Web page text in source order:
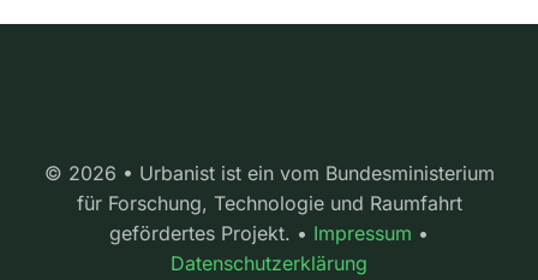
© 2026 • Urbanist ist ein vom Bundesministerium
für Forschung, Technologie und Raumfahrt
gefördertes Projekt. • Impressum •
Datenschutzerklärung